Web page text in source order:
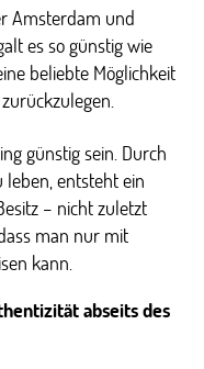
Amsterdam und
es so günstig wie
beliebte Möglichkeit
günstig sein. Durch
entsteht ein
– nicht zuletzt
man nur mit
kann.
abseits des